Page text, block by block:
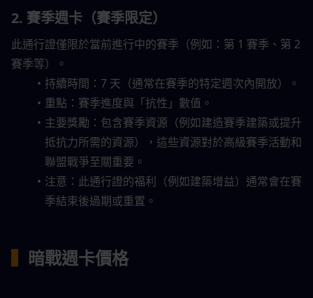
2. 賽季週卡（賽季限定）
此通行證僅限於當前進行中的賽季（例如：第 1 賽季、第 2
賽季等）。
持續時間：7 天（通常在賽季的特定週次內開放）。
重點：賽季進度與「抗性」數值。
主要獎勵：包含賽季資源（例如建造賽季建築或提升
抵抗力所需的資源），這些資源對於高級賽季活動和
聯盟戰爭至關重要。
注意：此通行證的福利（例如建築增益）通常會在賽
季結束後過期或重置。
暗戰週卡價格